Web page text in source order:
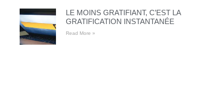
LE MOINS GRATIFIANT, C’EST LA
GRATIFICATION INSTANTANÉE
Read More »